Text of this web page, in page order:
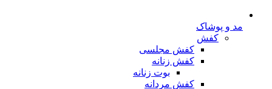
مد و پوشاک
کفش
کفش مجلسی
کفش زنانه
بوت زنانه
کفش مردانه